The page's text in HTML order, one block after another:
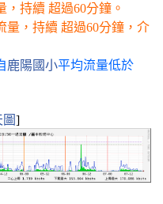
，持續 超過60分鐘。
量，持續 超過60分鐘，介
鹿陽國小平均流量低於
圖]